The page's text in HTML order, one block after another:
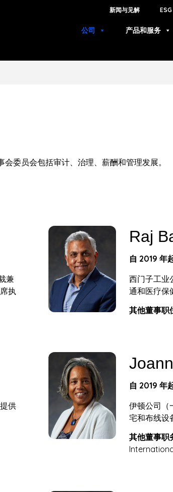
新闻与见解 ESG
公司 产品和服务
委员会包括审计、治理、薪酬和管理发展。
兼
执
Raj
自 2019 年
西门子工业
通和医疗保
其他董事职
供
自 2019 年
伊顿公司（
宅和布线设
其他董事职